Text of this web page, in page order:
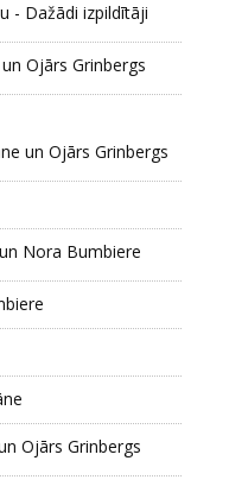
- Dažādi izpildītāji
Ojārs Grinbergs
un Ojārs Grinbergs
Nora Bumbiere
Ojārs Grinbergs